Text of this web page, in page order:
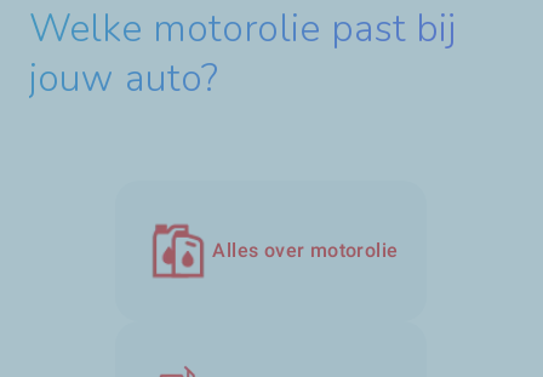
Welke motorolie past bij
jouw auto?
Alles over motorolie